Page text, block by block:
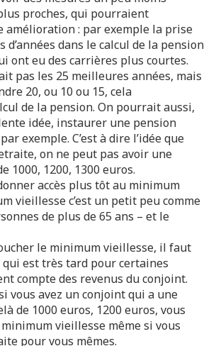
proches, qui pourraient
amélioration : par exemple la prise
d’années dans le calcul de la pension
ont eu des carrières plus courtes.
pas les 25 meilleures années, mais
20, ou 10 ou 15, cela
de la pension. On pourrait aussi,
idée, instaurer une pension
exemple. C’est à dire l’idée que
on ne peut pas avoir une
1000, 1200, 1300 euros.
accès plus tôt au minimum
vieillesse c’est un petit peu comme
de plus de 65 ans – et le
le minimum vieillesse, il faut
qui est très tard pour certaines
compte des revenus du conjoint.
vous avez un conjoint qui a une
de 1000 euros, 1200 euros, vous
minimum vieillesse même si vous
pour vous mêmes.